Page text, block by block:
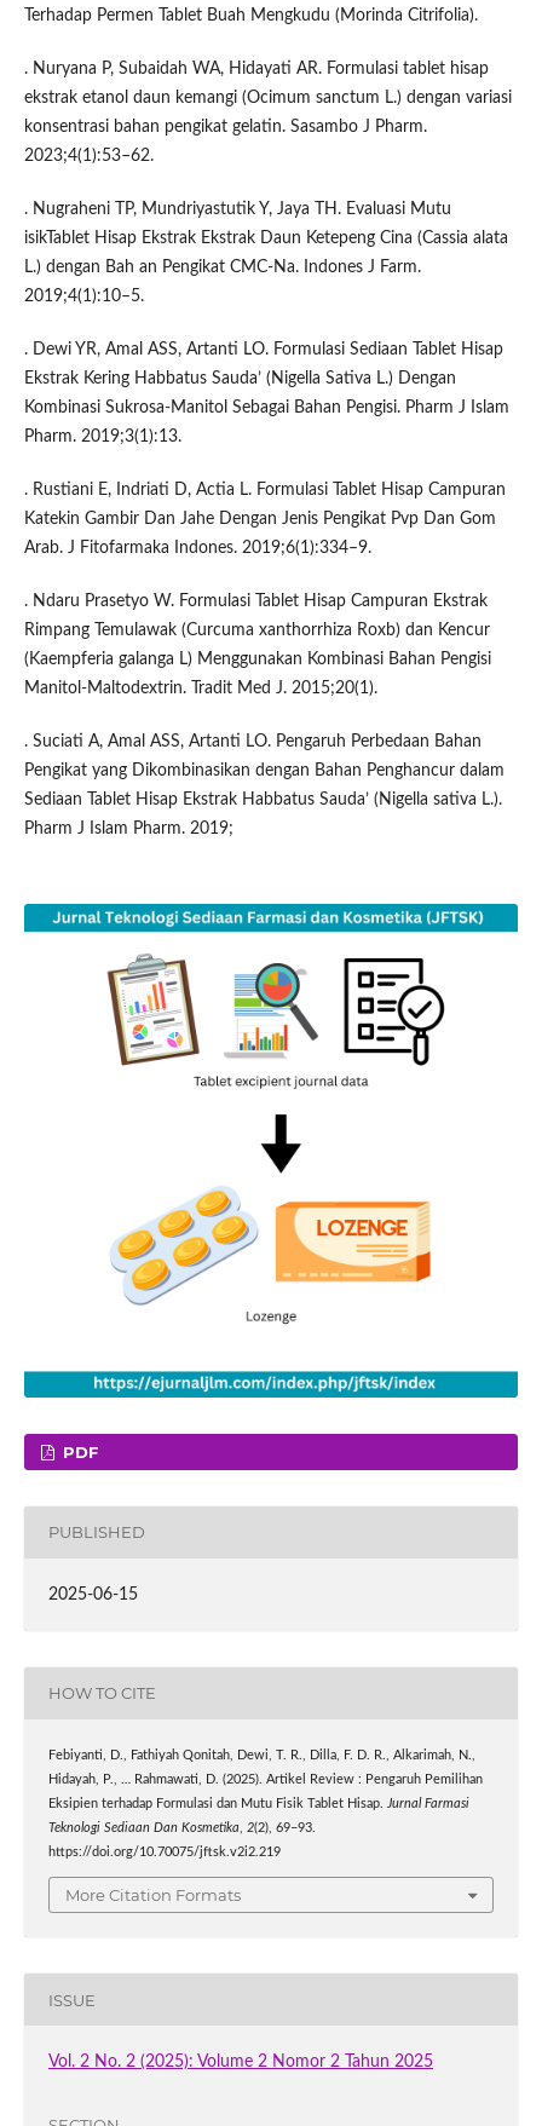
Terhadap Permen Tablet Buah Mengkudu (Morinda Citrifolia).
. Nuryana P, Subaidah WA, Hidayati AR. Formulasi tablet hisap
ekstrak etanol daun kemangi (Ocimum sanctum L.) dengan variasi
konsentrasi bahan pengikat gelatin. Sasambo J Pharm.
2023;4(1):53–62.
. Nugraheni TP, Mundriyastutik Y, Jaya TH. Evaluasi Mutu
isikTablet Hisap Ekstrak Ekstrak Daun Ketepeng Cina (Cassia alata
L.) dengan Bah an Pengikat CMC-Na. Indones J Farm.
2019;4(1):10–5.
. Dewi YR, Amal ASS, Artanti LO. Formulasi Sediaan Tablet Hisap
Ekstrak Kering Habbatus Sauda’ (Nigella Sativa L.) Dengan
Kombinasi Sukrosa-Manitol Sebagai Bahan Pengisi. Pharm J Islam
Pharm. 2019;3(1):13.
. Rustiani E, Indriati D, Actia L. Formulasi Tablet Hisap Campuran
Katekin Gambir Dan Jahe Dengan Jenis Pengikat Pvp Dan Gom
Arab. J Fitofarmaka Indones. 2019;6(1):334–9.
. Ndaru Prasetyo W. Formulasi Tablet Hisap Campuran Ekstrak
Rimpang Temulawak (Curcuma xanthorrhiza Roxb) dan Kencur
(Kaempferia galanga L) Menggunakan Kombinasi Bahan Pengisi
Manitol-Maltodextrin. Tradit Med J. 2015;20(1).
. Suciati A, Amal ASS, Artanti LO. Pengaruh Perbedaan Bahan
Pengikat yang Dikombinasikan dengan Bahan Penghancur dalam
Sediaan Tablet Hisap Ekstrak Habbatus Sauda’ (Nigella sativa L.).
Pharm J Islam Pharm. 2019;
PDF
PUBLISHED
2025-06-15
HOW TO CITE
Febiyanti, D., Fathiyah Qonitah, Dewi, T. R., Dilla, F. D. R., Alkarimah, N.,
Hidayah, P., … Rahmawati, D. (2025). Artikel Review : Pengaruh Pemilihan
Eksipien terhadap Formulasi dan Mutu Fisik Tablet Hisap.
Jurnal Farmasi
Teknologi Sediaan Dan Kosmetika
2(2), 69–93.
https://doi.org/10.70075/jftsk.v2i2.219
More Citation Formats
ISSUE
Vol. 2 No. 2 (2025): Volume 2 Nomor 2 Tahun 2025